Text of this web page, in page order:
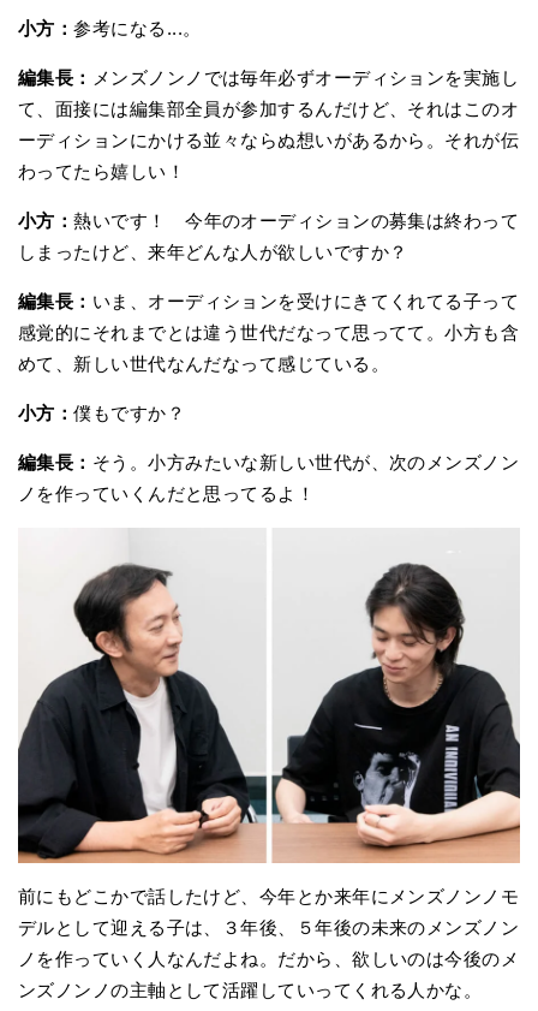
小方：参考になる...。
編集長：
メンズノンノでは毎年必ずオーディションを実施し
て、面接には編集部全員が参加するんだけど、それはこのオ
ーディションにかける並々ならぬ想いがあるから。それが伝
わってたら嬉しい！
小方：熱いです！ 今年のオーディションの募集は終わって
しまったけど、来年どんな人が欲しいですか？
編集長： いま、オーディションを受けにきてくれてる子って
感覚的にそれまでとは違う世代だなって思ってて。小方も含
めて、新しい世代なんだなって感じている。
小方：僕もですか？
編集長： そう。小方みたいな新しい世代が、次のメンズノン
ノを作っていくんだと思ってるよ！
前にもどこかで話したけど、今年とか来年にメンズノンノモ
デルとして迎える子は、３年後、５年後の未来のメンズノン
ノを作っていく人なんだよね。だから、欲しいのは今後のメ
ンズノンノの主軸として活躍していってくれる人かな。